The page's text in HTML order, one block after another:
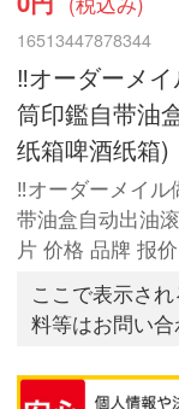
16513447878344
‼️オーダーメ
筒印鑑自带油
纸箱啤酒纸箱)
‼️オーダーメイ
带油盒自动出油
片 价格 品牌 报
ここで表示さ
料等はお問い